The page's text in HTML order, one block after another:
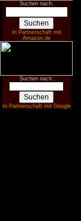
Suchen nach:
In Partnerschaft mit
Amazon.de
Suchen nach:
In Partnerschaft mit Google